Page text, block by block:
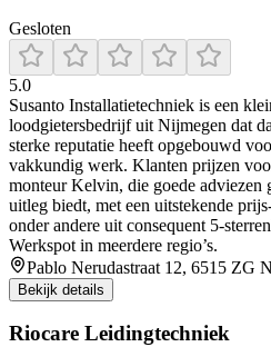
Gesloten
5.0
Susanto Installatietechniek is een
loodgietersbedrijf uit Nijmegen dat
sterke reputatie heeft opgebouwd
vakkundig werk. Klanten prijzen
monteur Kelvin, die goede adviezen
uitleg biedt, met een uitstekende
onder andere uit consequent
Werkspot in meerdere regio’s.
Pablo Nerudastraat 12, 6515 ZG
Bekijk details
Riocare Leidingtechniek